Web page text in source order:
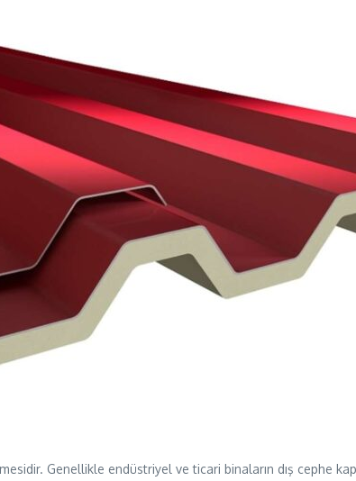
Genellikle endüstriyel ve ticari binaların dış cephe